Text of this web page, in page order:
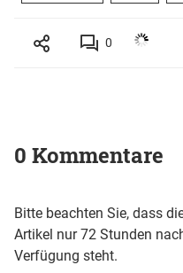
0
0 Kommentare
Bitte beachten Sie, dass
Artikel nur 72 Stunden
Verfügung steht.